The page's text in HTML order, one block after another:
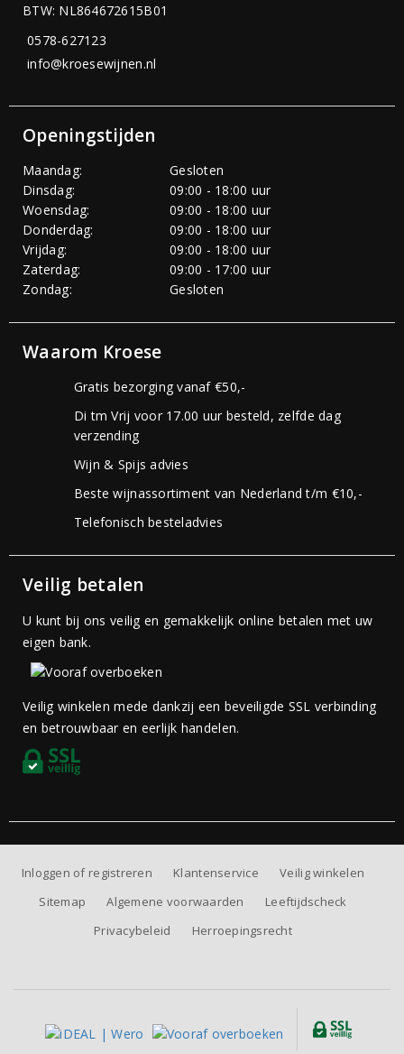
BTW: NL864672615B01
0578-627123
info@kroesewijnen.nl
Openingstijden
Maandag:
Gesloten
Dinsdag:
09:00 - 18:00 uur
Woensdag:
09:00 - 18:00 uur
Donderdag:
09:00 - 18:00 uur
Vrijdag:
09:00 - 18:00 uur
Zaterdag:
09:00 - 17:00 uur
Zondag:
Gesloten
Waarom Kroese
Gratis bezorging vanaf €50,-
Di tm Vrij voor 17.00 uur besteld, zelfde dag
verzending
Wijn & Spijs advies
Beste wijnassortiment van Nederland t/m €10,-
Telefonisch besteladvies
Veilig betalen
U kunt bij ons veilig en gemakkelijk online betalen met uw
eigen bank.
Veilig winkelen mede dankzij een beveiligde SSL verbinding
en betrouwbaar en eerlijk handelen.
Inloggen of registreren Klantenservice
Veilig winkelen
Sitemap
Algemene voorwaarden
Leeftijdscheck
Privacybeleid
Herroepingsrecht